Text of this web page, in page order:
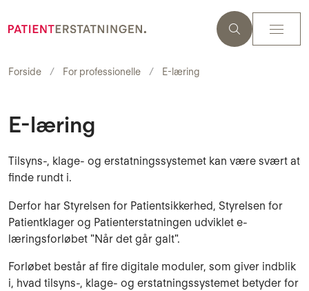
Forside For professionelle E-læring
E-læring
Tilsyns-, klage- og erstatningssystemet kan være svært at
finde rundt i.
Derfor har Styrelsen for Patientsikkerhed, Styrelsen for
Patientklager og Patienterstatningen udviklet e-
læringsforløbet "Når det går galt".
Forløbet består af fire digitale moduler, som giver indblik
i, hvad tilsyns-, klage- og erstatningssystemet betyder for